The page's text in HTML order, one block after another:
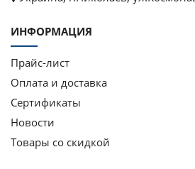
ИНФОРМАЦИЯ
Прайс-лист
Оплата и доставка
Сертификаты
Новости
Товары со скидкой